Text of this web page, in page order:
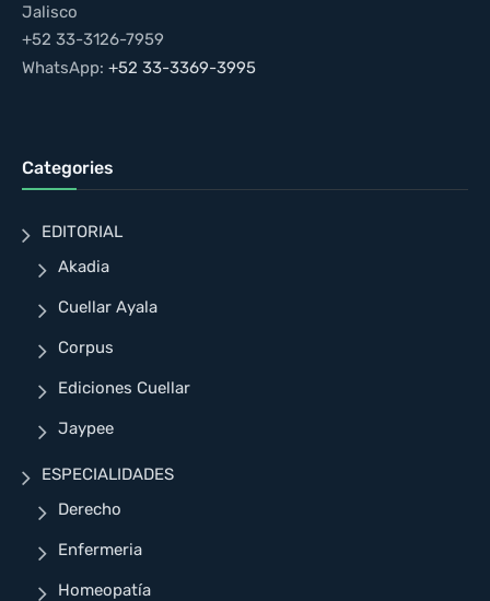
Jalisco
+52 33-3126-7959
WhatsApp: +52 33-3369-3995
Categories
EDITORIAL
Akadia
Cuellar Ayala
Corpus
Ediciones Cuellar
Jaypee
ESPECIALIDADES
Derecho
Enfermeria
Homeopatía